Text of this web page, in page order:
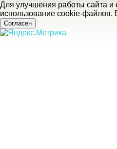
Для улучшения работы сайта
использование cookie-файлов.
Согласен